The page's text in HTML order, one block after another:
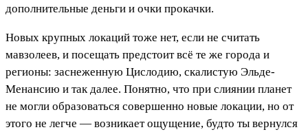
дополнительные деньги и очки прокачки.
Новых крупных локаций тоже нет, если не считать
мавзолеев, и посещать предстоит всё те же города и
регионы: заснеженную Цислодию, скалистую Эльде-
Менансию и так далее. Понятно, что при слиянии планет
не могли образоваться совершенно новые локации, но от
этого не легче — возникает ощущение, будто ты вернулся